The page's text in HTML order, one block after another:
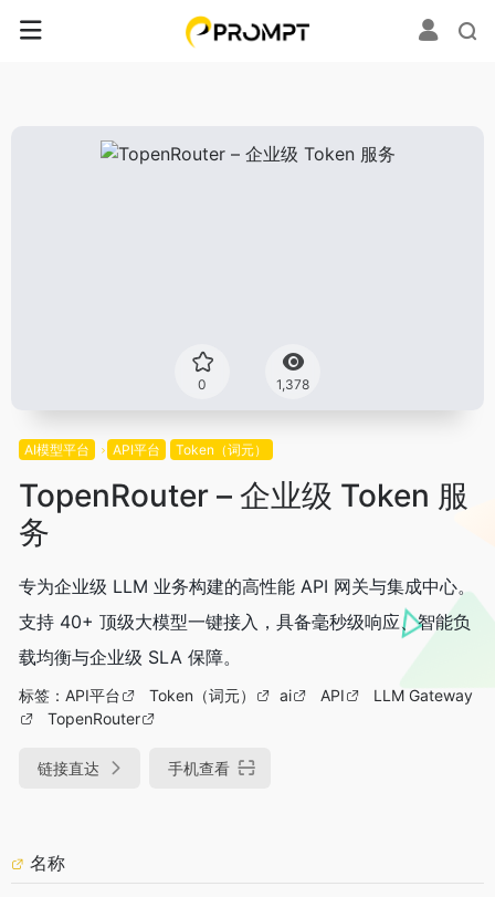
0 1,378
AI模型平台 API平台 Token（词元）
TopenRouter – 企业级 Token 服
务
专为企业级 LLM 业务构建的高性能 API 网关与集成中心。
支持 40+ 顶级大模型一键接入，具备毫秒级响应、智能负
载均衡与企业级 SLA 保障。
标签： API平台 Token（词元） ai API
LLM Gateway
TopenRouter
链接直达 手机查看
名称